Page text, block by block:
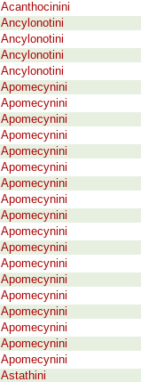
Acanthocinini
Ancylonotini
Ancylonotini
Ancylonotini
Ancylonotini
Apomecynini
Apomecynini
Apomecynini
Apomecynini
Apomecynini
Apomecynini
Apomecynini
Apomecynini
Apomecynini
Apomecynini
Apomecynini
Apomecynini
Apomecynini
Apomecynini
Apomecynini
Apomecynini
Apomecynini
Apomecynini
Astathini